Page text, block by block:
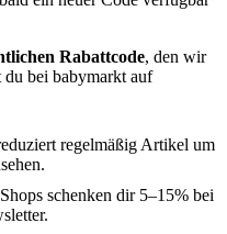
Rabattcode, den wir
du bei babymarkt auf
regelmäßig Artikel um
schenken dir 5–15% bei